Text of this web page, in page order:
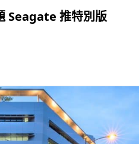
Seagate 推特別版